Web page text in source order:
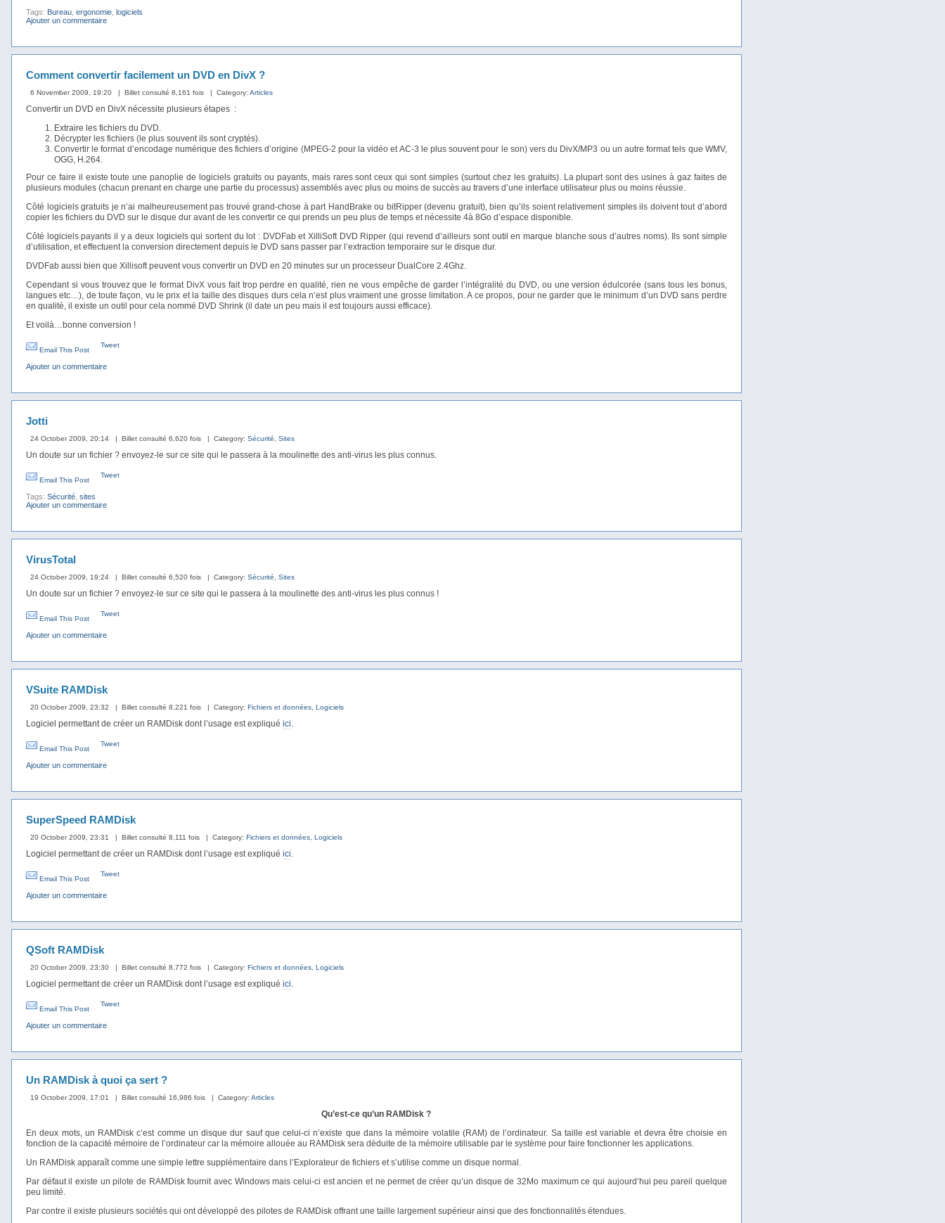
Tags: Bureau ergonomie logiciels
Ajouter un commentaire
Comment convertir facilement un DVD en DivX ?
6 November 2009, 19:20 | Billet consulté 8,161 fois | Category: Articles
Convertir un DVD en DivX nécessite plusieurs étapes :
Extraire les fichiers du DVD.
Décrypter les fichiers (le plus souvent ils sont cryptés).
Convertir le format d’encodage numérique des fichiers d’origine (MPEG-2 pour la vidéo et AC-3 le plus souvent pour le son) vers du DivX/MP3 ou un autre format tels que WMV,
OGG, H.264.
Pour ce faire il existe toute une panoplie de logiciels gratuits ou payants, mais rares sont ceux qui sont simples (surtout chez les gratuits). La plupart sont des usines à gaz faites de
plusieurs modules (chacun prenant en charge une partie du processus) assemblés avec plus ou moins de succès au travers d’une interface utilisateur plus ou moins réussie.
Côté logiciels gratuits je n’ai malheureusement pas trouvé grand-chose à part HandBrake ou bitRipper (devenu gratuit), bien qu’ils soient relativement simples ils doivent tout d’abord
copier les fichiers du DVD sur le disque dur avant de les convertir ce qui prends un peu plus de temps et nécessite 4à 8Go d’espace disponible.
Côté logiciels payants il y a deux logiciels qui sortent du lot : DVDFab et XilliSoft DVD Ripper (qui revend d’ailleurs sont outil en marque blanche sous d’autres noms). Ils sont simple
d’utilisation, et effectuent la conversion directement depuis le DVD sans passer par l’extraction temporaire sur le disque dur.
DVDFab aussi bien que Xillisoft peuvent vous convertir un DVD en 20 minutes sur un processeur DualCore 2.4Ghz.
Cependant si vous trouvez que le format DivX vous fait trop perdre en qualité, rien ne vous empêche de garder l’intégralité du DVD, ou une version édulcorée (sans tous les bonus,
langues etc…), de toute façon, vu le prix et la taille des disques durs cela n’est plus vraiment une grosse limitation. A ce propos, pour ne garder que le minimum d’un DVD sans perdre
en qualité, il existe un outil pour cela nommé DVD Shrink (il date un peu mais il est toujours aussi efficace).
Et voilà…bonne conversion !
Email This Post
Tweet
Ajouter un commentaire
Jotti
24 October 2009, 20:14 | Billet consulté 6,620 fois | Category: Sécurité Sites
Un doute sur un fichier ? envoyez-le sur ce site qui le passera à la moulinette des anti-virus les plus connus.
Email This Post
Tweet
Tags: Sécurité sites
Ajouter un commentaire
VirusTotal
24 October 2009, 19:24 | Billet consulté 6,520 fois | Category: Sécurité Sites
Un doute sur un fichier ? envoyez-le sur ce site qui le passera à la moulinette des anti-virus les plus connus !
Email This Post
Tweet
Ajouter un commentaire
VSuite RAMDisk
20 October 2009, 23:32 | Billet consulté 8,221 fois | Category: Fichiers et données Logiciels
Logiciel permettant de créer un RAMDisk dont l’usage est expliqué ici.
Email This Post
Tweet
Ajouter un commentaire
SuperSpeed RAMDisk
20 October 2009, 23:31 | Billet consulté 8,111 fois | Category: Fichiers et données Logiciels
Logiciel permettant de créer un RAMDisk dont l’usage est expliqué ici.
Email This Post
Tweet
Ajouter un commentaire
QSoft RAMDisk
20 October 2009, 23:30 | Billet consulté 8,772 fois | Category: Fichiers et données Logiciels
Logiciel permettant de créer un RAMDisk dont l’usage est expliqué ici.
Email This Post
Tweet
Ajouter un commentaire
Un RAMDisk à quoi ça sert ?
19 October 2009, 17:01 | Billet consulté 16,986 fois | Category: Articles
Qu’est-ce qu’un RAMDisk ?
En deux mots, un RAMDisk c’est comme un disque dur sauf que celui-ci n’existe que dans la mémoire volatile (RAM) de l’ordinateur. Sa taille est variable et devra être choisie en
fonction de la capacité mémoire de l’ordinateur car la mémoire allouée au RAMDisk sera déduite de la mémoire utilisable par le système pour faire fonctionner les applications.
Un RAMDisk apparaît comme une simple lettre supplémentaire dans l’Explorateur de fichiers et s’utilise comme un disque normal.
Par défaut il existe un pilote de RAMDisk fournit avec Windows mais celui-ci est ancien et ne permet de créer qu’un disque de 32Mo maximum ce qui aujourd’hui peu pareil quelque
peu limité.
Par contre il existe plusieurs sociétés qui ont développé des pilotes de RAMDisk offrant une taille largement supérieur ainsi que des fonctionnalités étendues.